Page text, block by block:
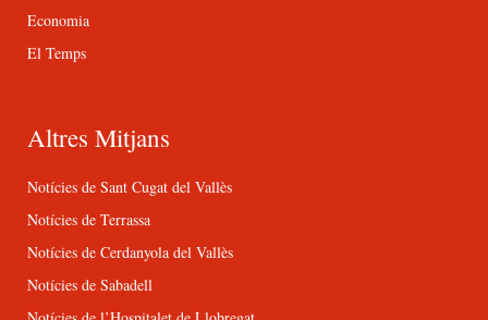
Economia
El Temps
Altres Mitjans
Notícies de Sant Cugat del Vallès
Notícies de Terrassa
Notícies de Cerdanyola del Vallès
Notícies de Sabadell